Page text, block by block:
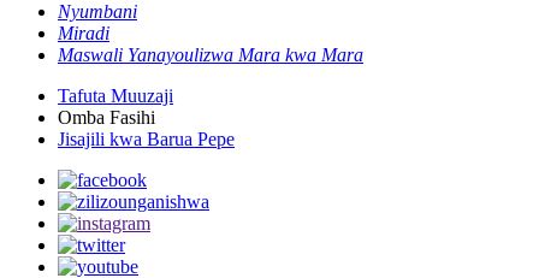
Nyumbani
Miradi
Maswali Yanayoulizwa Mara kwa Mara
Tafuta Muuzaji
Omba Fasihi
Jisajili kwa Barua Pepe